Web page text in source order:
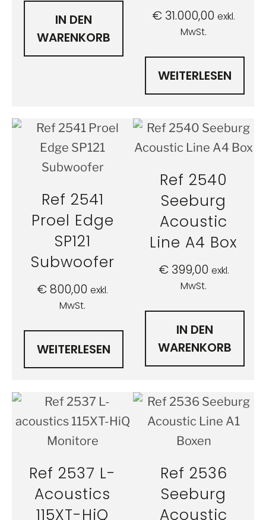
IN DEN
WARENKORB
€ 31.000,00 exkl.
MwSt.
WEITERLESEN
Ref 2541
Proel Edge
SP121
Subwoofer
€800,00 exkl.
MwSt.
WEITERLESEN
Ref 2540
Seeburg
Acoustic
Line A4 Box
€399,00 exkl.
MwSt.
IN DEN
WARENKORB
Ref 2537 L-
Acoustics
115XT-HiQ
Ref 2536
Seeburg
Acoustic